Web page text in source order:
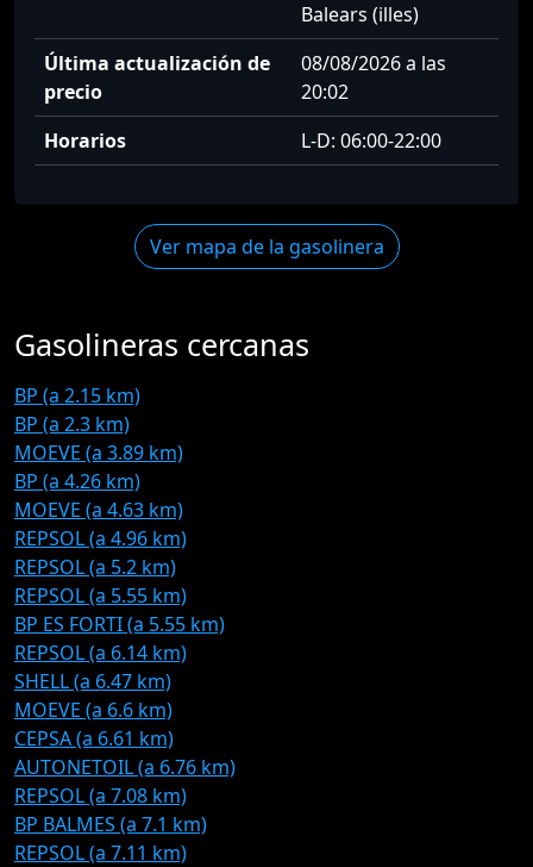
Balears (illes)
Última actualización de
precio
08/08/2026 a las
20:02
Horarios
L-D: 06:00-22:00
Ver mapa de la gasolinera
Gasolineras cercanas
BP (a 2.15 km)
BP (a 2.3 km)
MOEVE (a 3.89 km)
BP (a 4.26 km)
MOEVE (a 4.63 km)
REPSOL (a 4.96 km)
REPSOL (a 5.2 km)
REPSOL (a 5.55 km)
BP ES FORTI (a 5.55 km)
REPSOL (a 6.14 km)
SHELL (a 6.47 km)
MOEVE (a 6.6 km)
CEPSA (a 6.61 km)
AUTONETOIL (a 6.76 km)
REPSOL (a 7.08 km)
BP BALMES (a 7.1 km)
REPSOL (a 7.11 km)